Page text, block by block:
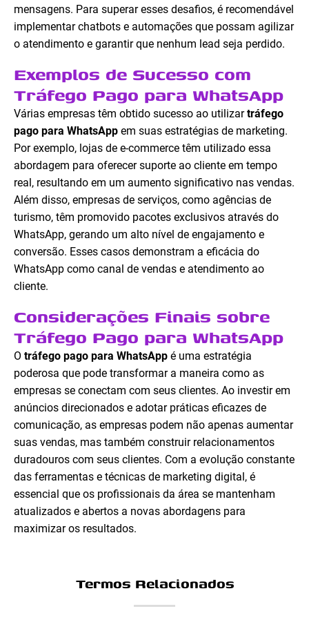
mensagens. Para superar esses desafios, é recomendável
implementar chatbots e automações que possam agilizar
o atendimento e garantir que nenhum lead seja perdido.
Exemplos de Sucesso com
Tráfego Pago para WhatsApp
Várias empresas têm obtido sucesso ao utilizartráfego
pago para WhatsApp em suas estratégias de marketing.
Por exemplo, lojas de e-commerce têm utilizado essa
abordagem para oferecer suporte ao cliente em tempo
real, resultando em um aumento significativo nas vendas.
Além disso, empresas de serviços, como agências de
turismo, têm promovido pacotes exclusivos através do
WhatsApp, gerando um alto nível de engajamento e
conversão. Esses casos demonstram a eficácia do
WhatsApp como canal de vendas e atendimento ao
cliente.
Considerações Finais sobre
Tráfego Pago para WhatsApp
O tráfego pago para WhatsApp é uma estratégia
poderosa que pode transformar a maneira como as
empresas se conectam com seus clientes. Ao investir em
anúncios direcionados e adotar práticas eficazes de
comunicação, as empresas podem não apenas aumentar
suas vendas, mas também construir relacionamentos
duradouros com seus clientes. Com a evolução constante
das ferramentas e técnicas de marketing digital, é
essencial que os profissionais da área se mantenham
atualizados e abertos a novas abordagens para
maximizar os resultados.
Termos Relacionados